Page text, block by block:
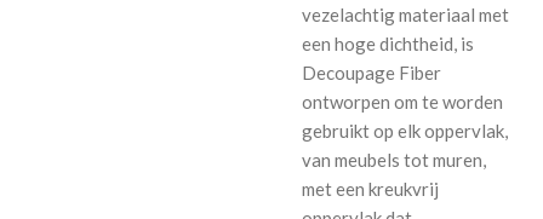
vezelachtig materiaal met
een hoge dichtheid, is
Decoupage Fiber
ontworpen om te worden
gebruikt op elk oppervlak,
van meubels tot muren,
met een kreukvrij